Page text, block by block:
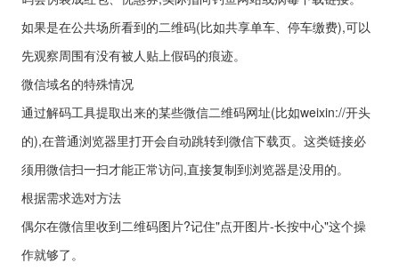
如果是在公共场所看到的二维码(比如共享单车、停车缴费),可以
先观察周围有没有被人贴上假码的痕迹。
微信域名的特殊情况
通过解码工具提取出来的某些微信二维码网址(比如weixin://开头
的),在普通浏览器里打开会自动跳转到微信下载页。这类链接必
须用微信扫一扫才能正常访问,直接复制到浏览器是没用的。
根据需求选对方法
偶尔在微信里收到二维码图片?记住"点开图片-长按中心"这个操
作就够了。